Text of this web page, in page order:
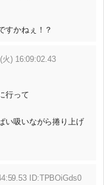
すかねぇ！？
火) 16:09:02.43
行って
い吸いながら捲り上げ
ID:TPBOiGds0